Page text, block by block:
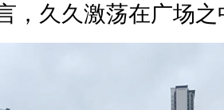
，久久激荡在广场之